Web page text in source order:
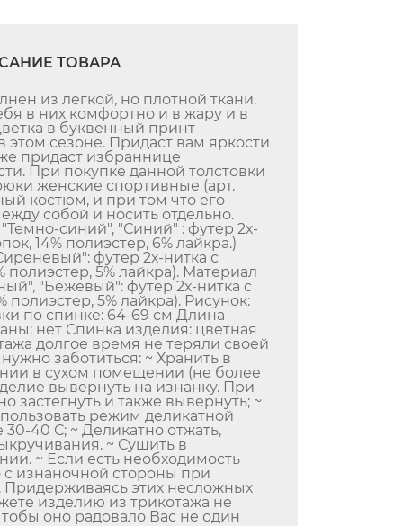
ТОВАРА
из легкой, но плотной ткани,
в них комфортно и в жару и в
в буквенный принт
сезоне. Придаст вам яркости
придаст избраннице
При покупке данной толстовки
женские спортивные (арт.
костюм, и при том что его
собой и носить отдельно.
синий", "Синий" : футер 2х-
14% полиэстер, 6% лайкра.)
футер 2х-нитка с
полиэстер, 5% лайкра). Материал
"Бежевый": футер 2х-нитка с
полиэстер, 5% лайкра). Рисунок:
по спинке: 64-69 см Длина
нет Спинка изделия: цветная
долгое время не теряли своей
заботиться: ~ Хранить в
в сухом помещении (не более
вывернуть на изнанку. При
застегнуть и также вывернуть; ~
режим деликатной
40 С; ~ Деликатно отжать,
~ Сушить в
~ Если есть необходимость
с изнаночной стороны при
этих несложных
изделию из трикотажа не
оно радовало Вас не один